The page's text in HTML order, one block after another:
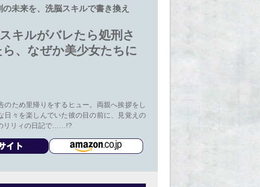
未来を、洗脳スキルで書き換え
キルがバレたら処刑さ
、なぜか美少女たちに
ため里帰りをするヒュー。両親へ挨拶をし
日々を楽しんでいた彼の目の前に、見覚えの
リリィの日記で……!?